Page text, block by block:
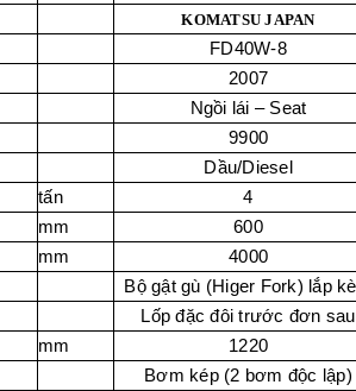
KOMATSU JAPAN
FD40W-8
2007
Ngồi lái – Seat
9900
Dầu/Diesel
tấn
4
mm
600
mm
4000
Bộ gật gù (Higer Fork) lắp
Lốp đặc đôi trước đơn sau
mm
1220
Bơm kép (2 bơm độc lập)